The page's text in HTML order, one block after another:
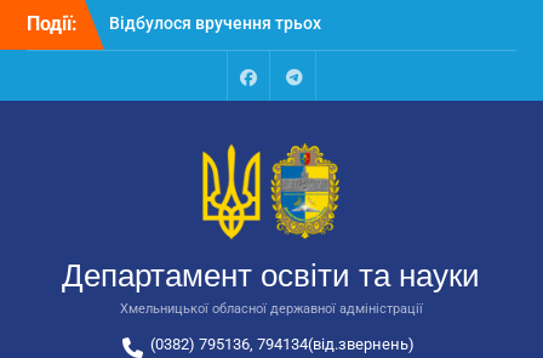
Перейти
Події:
закладів освіти
колегії Департаменту
Відбулась обласна
відповідальних за
національно-патріотичне
FacebookTalegram
Департамент освіти та науки
Хмельницької обласної державної адміністрації
(0382) 795136, 794134(від.звернень)